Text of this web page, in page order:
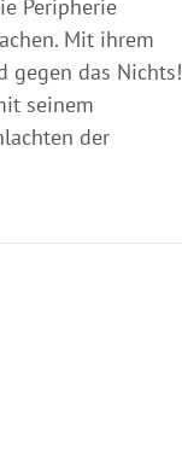
Peripherie
Mit ihrem
gegen das Nichts!
seinem
der